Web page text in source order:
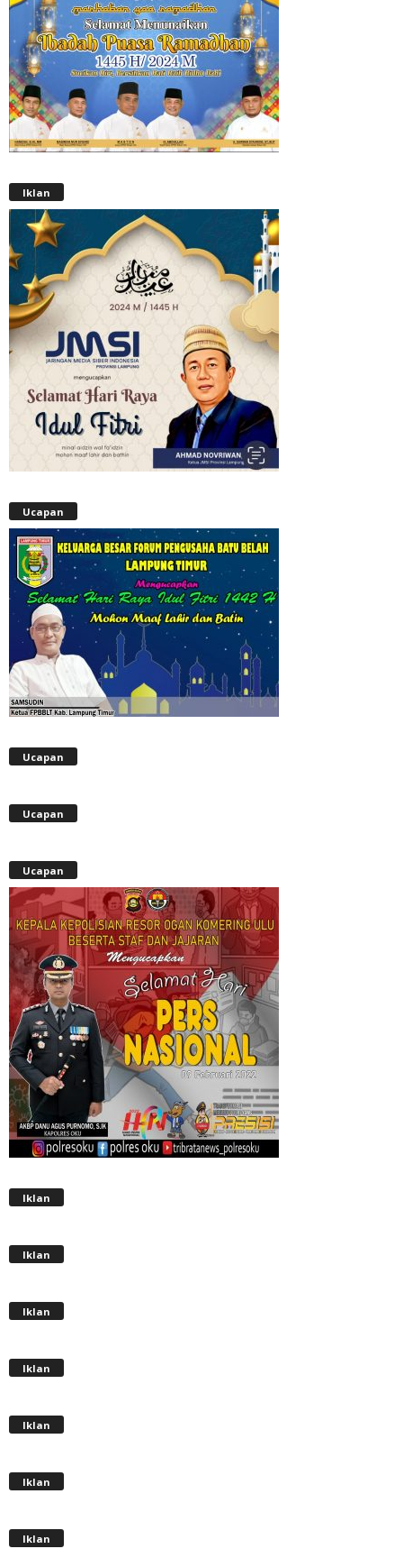
Iklan
Ucapan
Ucapan
Ucapan
Ucapan
Iklan
Iklan
Iklan
Iklan
Iklan
Iklan
Iklan